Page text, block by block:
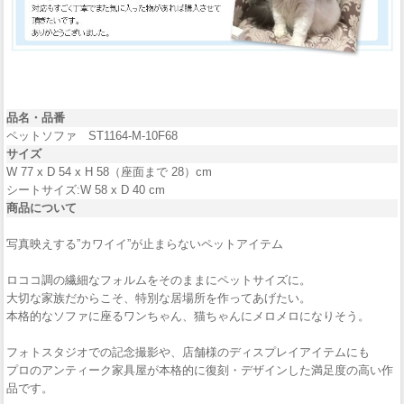
品名・品番
ペットソファ ST1164-M-10F68
サイズ
W 77 x D 54 x H 58（座面まで 28）cm
シートサイズ:W 58 x D 40 cm
商品について
写真映えする”カワイイ”が止まらないペットアイテム
ロココ調の繊細なフォルムをそのままにペットサイズに。
大切な家族だからこそ、特別な居場所を作ってあげたい。
本格的なソファに座るワンちゃん、猫ちゃんにメロメロになりそう。
フォトスタジオでの記念撮影や、店舗様のディスプレイアイテムにも
プロのアンティーク家具屋が本格的に復刻・デザインした満足度の高い作
品です。